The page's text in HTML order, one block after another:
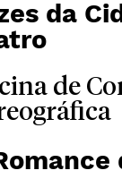
da
de